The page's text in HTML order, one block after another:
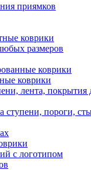
приямков
коврики
размеров
коврики
коврики
лента, покрытия
ступени, пороги,
с логотипом